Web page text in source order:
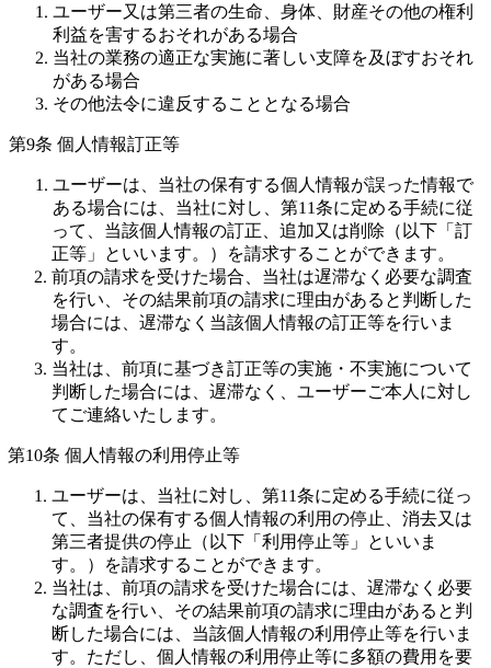
ユーザー又は第三者の生命、身体、財産その他の権利
利益を害するおそれがある場合
当社の業務の適正な実施に著しい支障を及ぼすおそれ
がある場合
その他法令に違反することとなる場合
第9条 個人情報訂正等
ユーザーは、当社の保有する個人情報が誤った情報で
ある場合には、当社に対し、第11条に定める手続に従
って、当該個人情報の訂正、追加又は削除（以下「訂
正等」といいます。）を請求することができます。
前項の請求を受けた場合、当社は遅滞なく必要な調査
を行い、その結果前項の請求に理由があると判断した
場合には、遅滞なく当該個人情報の訂正等を行いま
す。
当社は、前項に基づき訂正等の実施・不実施について
判断した場合には、遅滞なく、ユーザーご本人に対し
てご連絡いたします。
第10条 個人情報の利用停止等
ユーザーは、当社に対し、第11条に定める手続に従っ
て、当社の保有する個人情報の利用の停止、消去又は
第三者提供の停止（以下「利用停止等」といいま
す。）を請求することができます。
当社は、前項の請求を受けた場合には、遅滞なく必要
な調査を行い、その結果前項の請求に理由があると判
断した場合には、当該個人情報の利用停止等を行いま
す。ただし、個人情報の利用停止等に多額の費用を要